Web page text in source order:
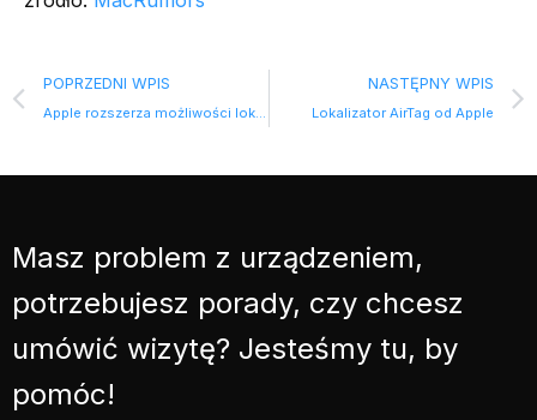
POPRZEDNI WPIS
Apple rozszerza możliwości lokalizacji
NASTĘPNY WPIS
Lokalizator AirTag od Apple
Masz problem z urządzeniem,
potrzebujesz porady, czy chcesz
umówić wizytę? Jesteśmy tu, by
pomóc!